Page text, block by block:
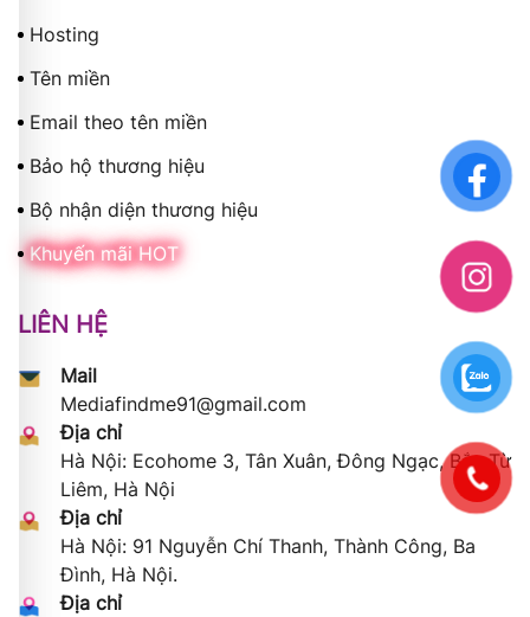
Hosting
Tên miền
Email theo tên miền
Bảo hộ thương hiệu
Bộ nhận diện thương hiệu
Khuyến mãi HOT
LIÊN HỆ
Mail
Mediafindme91@gmail.com
Địa chỉ
Hà Nội: Ecohome 3, Tân Xuân, Đông Ngạc, Bắc Từ
Liêm, Hà Nội
Địa chỉ
Hà Nội: 91 Nguyễn Chí Thanh, Thành Công, Ba
Đình, Hà Nội.
Địa chỉ